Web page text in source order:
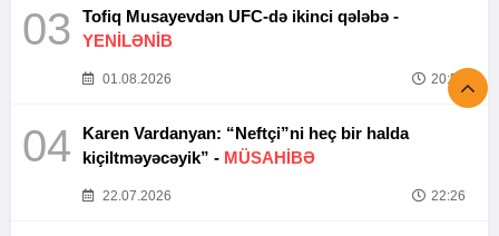
03
Tofiq Musayevdən UFC-də ikinci qələbə -
YENİLƏNİB
01.08.2026 20:52
04
Karen Vardanyan: “Neftçi”ni heç bir halda
kiçiltməyəcəyik” - MÜSAHİBƏ
22.07.2026 22:26